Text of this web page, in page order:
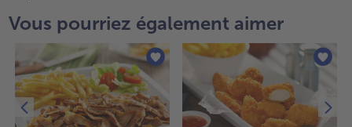
Vous pourriez également aimer